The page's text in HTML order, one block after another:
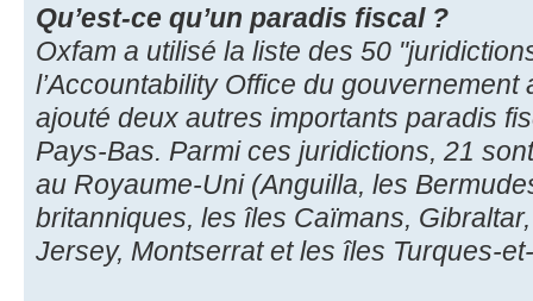
Qu’est-ce qu’un paradis fiscal ?
Oxfam a utilisé la liste des 50
l’Accountability Office du
ajouté deux autres importants paradis
Pays-Bas. Parmi ces juridictions, 21
au Royaume-Uni (Anguilla, les
britanniques, les îles Caïmans,
Jersey, Montserrat et les îles Turques-